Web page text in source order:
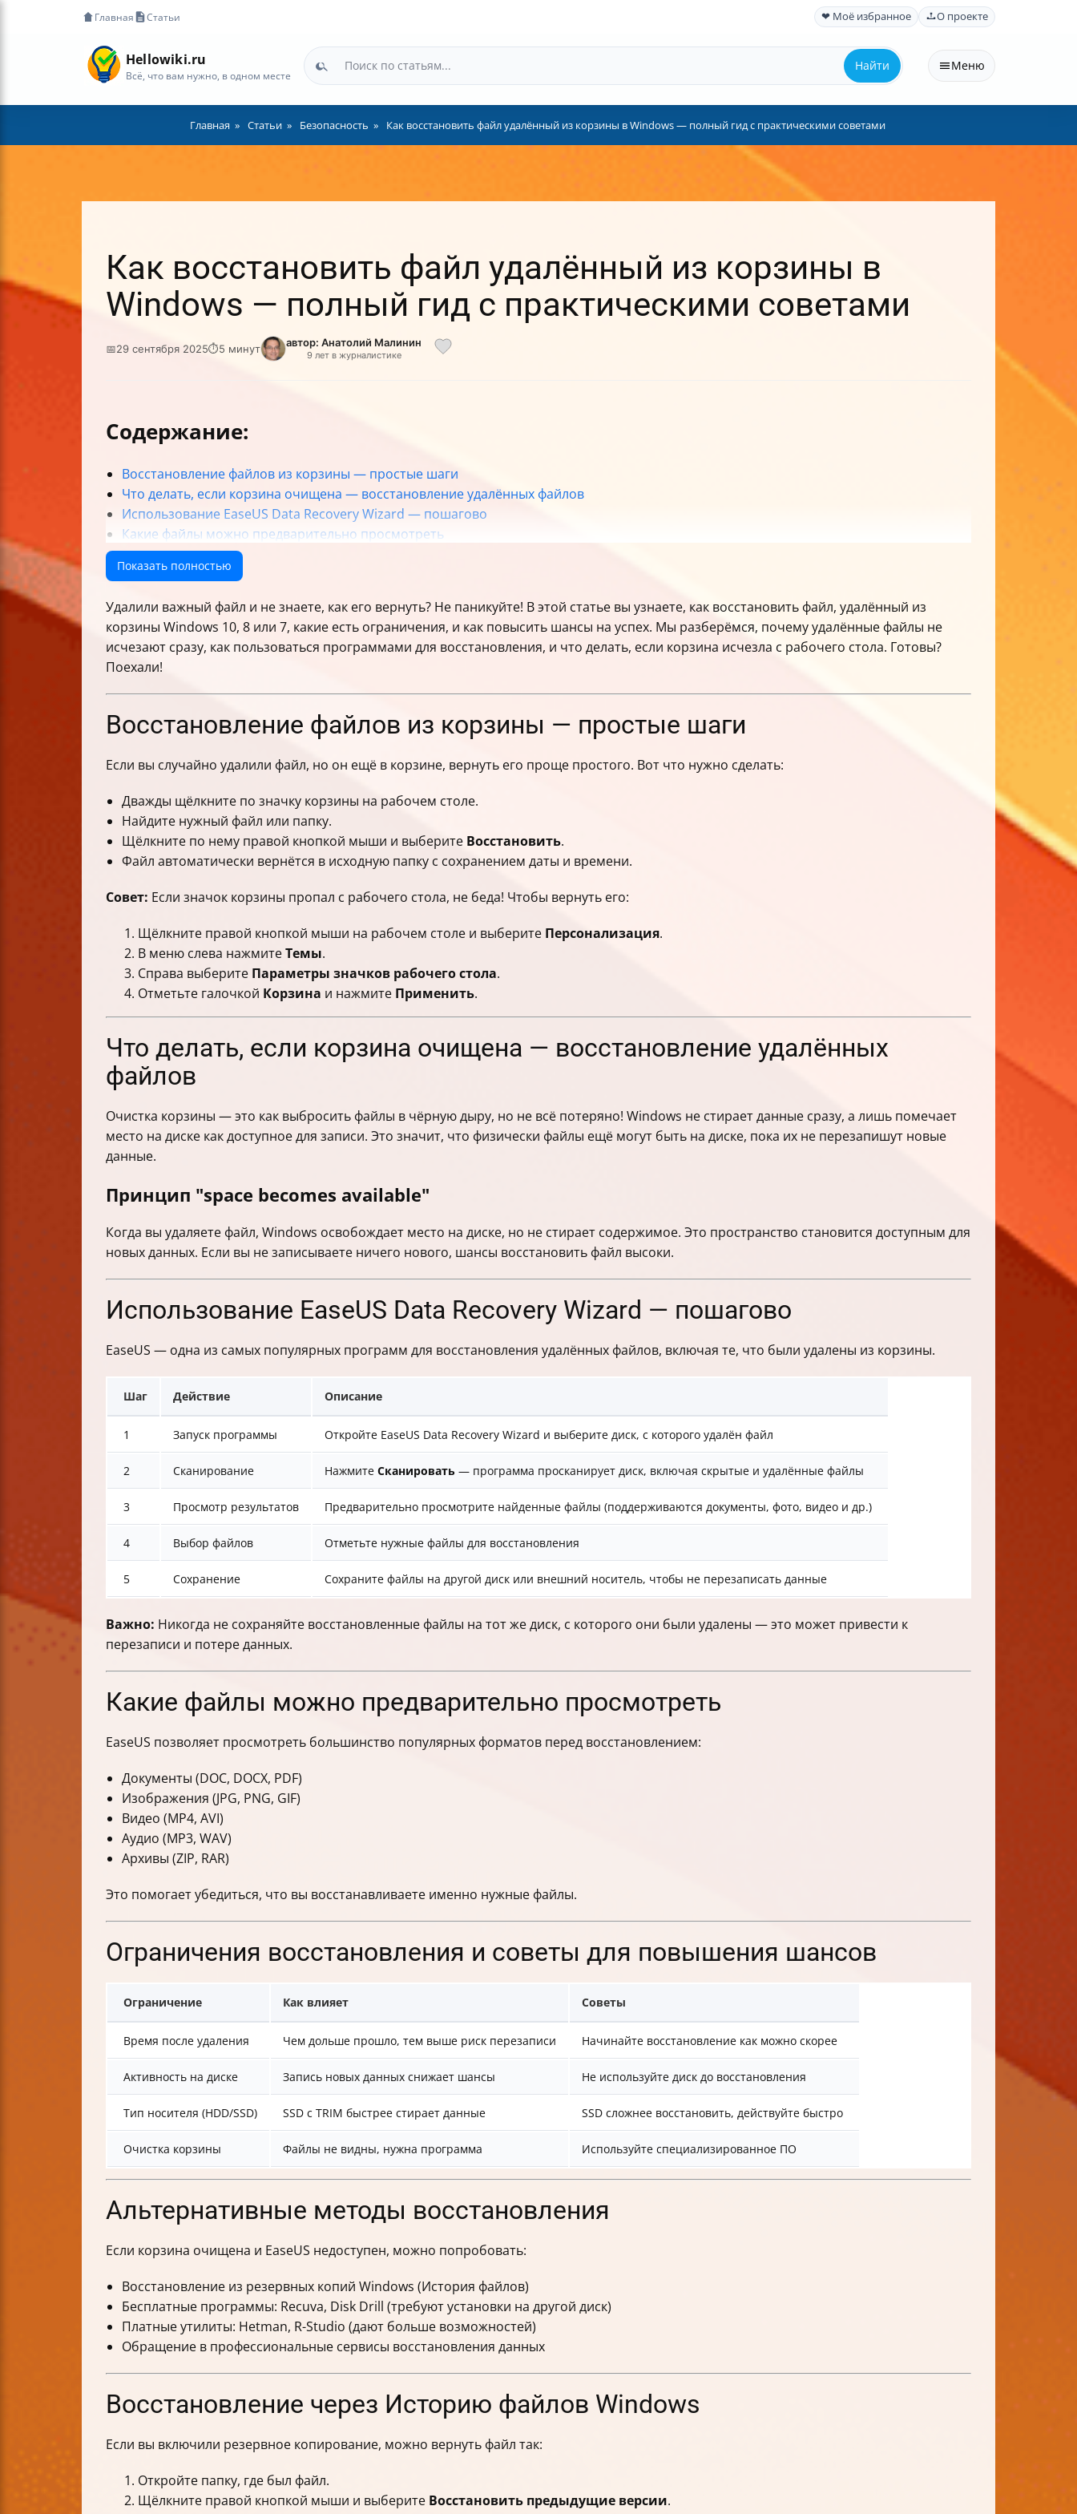
Главная Статьи ❤ Моё избранное О проекте
Hellowiki.ru
Всё, что вам нужно, в одном месте
Найти Меню
Главная Статьи Безопасность Как восстановить файл удалённый из корзины в Windows — полный гид с практическими советами
Как восстановить файл удалённый из корзины в
Windows — полный гид с практическими советами
📅29 сентября 2025⏱5 минут автор: Анатолий Малинин
9 лет в журналистике
Содержание:
Восстановление файлов из корзины — простые шаги
Что делать, если корзина очищена — восстановление удалённых файлов
Использование EaseUS Data Recovery Wizard — пошагово
Какие файлы можно предварительно просмотреть
Ограничения восстановления и советы для повышения шансов
Альтернативные методы восстановления
Как выбрать программу для восстановления
Практические советы для успешного восстановления
Распространённые ошибки и как их избежать
Итоги и что делать сразу после удаления
Таблица сравнения популярных программ восстановления
Показать полностью
Удалили важный файл и не знаете, как его вернуть? Не паникуйте! В этой статье вы узнаете, как восстановить файл, удалённый из
корзины Windows 10, 8 или 7, какие есть ограничения, и как повысить шансы на успех. Мы разберёмся, почему удалённые файлы не
исчезают сразу, как пользоваться программами для восстановления, и что делать, если корзина исчезла с рабочего стола. Готовы?
Поехали!
Восстановление файлов из корзины — простые шаги
Если вы случайно удалили файл, но он ещё в корзине, вернуть его проще простого. Вот что нужно сделать:
Дважды щёлкните по значку корзины на рабочем столе.
Найдите нужный файл или папку.
Щёлкните по нему правой кнопкой мыши и выберите Восстановить.
Файл автоматически вернётся в исходную папку с сохранением даты и времени.
Совет: Если значок корзины пропал с рабочего стола, не беда! Чтобы вернуть его:
Щёлкните правой кнопкой мыши на рабочем столе и выберите Персонализация.
В меню слева нажмитеТемы.
Справа выберите Параметры значков рабочего стола.
Отметьте галочкой Корзина и нажмите Применить.
Что делать, если корзина очищена — восстановление удалённых
файлов
Очистка корзины — это как выбросить файлы в чёрную дыру, но не всё потеряно! Windows не стирает данные сразу, а лишь помечает
место на диске как доступное для записи. Это значит, что физически файлы ещё могут быть на диске, пока их не перезапишут новые
данные.
Принцип "space becomes available"
Когда вы удаляете файл, Windows освобождает место на диске, но не стирает содержимое. Это пространство становится доступным для
новых данных. Если вы не записываете ничего нового, шансы восстановить файл высоки.
Использование EaseUS Data Recovery Wizard — пошагово
EaseUS — одна из самых популярных программ для восстановления удалённых файлов, включая те, что были удалены из корзины.
Шаг Действие Описание
1 Запуск программы Откройте EaseUS Data Recovery Wizard и выберите диск, с которого удалён файл
2 Сканирование Нажмите Сканировать — программа просканирует диск, включая скрытые и удалённые файлы
3 Просмотр результатов Предварительно просмотрите найденные файлы (поддерживаются документы, фото, видео и др.)
4 Выбор файлов Отметьте нужные файлы для восстановления
5 Сохранение Сохраните файлы на другой диск или внешний носитель, чтобы не перезаписать данные
Важно: Никогда не сохраняйте восстановленные файлы на тот же диск, с которого они были удалены — это может привести к
перезаписи и потере данных.
Какие файлы можно предварительно просмотреть
EaseUS позволяет просмотреть большинство популярных форматов перед восстановлением:
Документы (DOC, DOCX, PDF)
Изображения (JPG, PNG, GIF)
Видео (MP4, AVI)
Аудио (MP3, WAV)
Архивы (ZIP, RAR)
Это помогает убедиться, что вы восстанавливаете именно нужные файлы.
Ограничения восстановления и советы для повышения шансов
Ограничение Как влияет Советы
Время после удаления Чем дольше прошло, тем выше риск перезаписи Начинайте восстановление как можно скорее
Активность на диске Запись новых данных снижает шансы Не используйте диск до восстановления
Тип носителя (HDD/SSD) SSD с TRIM быстрее стирает данные SSD сложнее восстановить, действуйте быстро
Очистка корзины Файлы не видны, нужна программа Используйте специализированное ПО
Альтернативные методы восстановления
Если корзина очищена и EaseUS недоступен, можно попробовать:
Восстановление из резервных копий Windows (История файлов)
Бесплатные программы: Recuva, Disk Drill (требуют установки на другой диск)
Платные утилиты: Hetman, R-Studio (дают больше возможностей)
Обращение в профессиональные сервисы восстановления данных
Восстановление через Историю файлов Windows
Если вы включили резервное копирование, можно вернуть файл так:
Откройте папку, где был файл.
Щёлкните правой кнопкой мыши и выберите Восстановить предыдущие версии.